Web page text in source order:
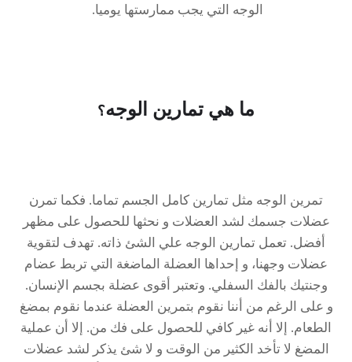
الوجه التي يجب ممارستها يوميا.
ما هي تمارين الوجه؟
تمرين الوجه مثل تمارين كامل الجسم تماما. فكما تمرن
عضلات جسمك لشد العضلات و نحثها للحصول على مظهر
أفضل. تعمل تمارين الوجه علي الشئ ذاته. تهدف لتقوية
عضلات وجهنا، و إحداها العضلة الماضغة التي تربط عضام
وجنتيك بالفك السفلي. وتعتبر أقوى عضلة بجسم الإنسان.
و على الرغم من أننا نقوم بتمرين العضلة عندما نقوم بمضغ
الطعام. إلا أنه غير كافي للحصول على فك من. إلا أن عملية
المضغ لا تأخد الكثير من الوقت و لا شئ يذكر لشد عضلات